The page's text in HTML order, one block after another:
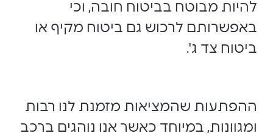
להיות מבוטח בביטוח חובה, וכי
באפשרותם לרכוש גם ביטוח מקיף או
ביטוח צד ג'.
ההפתעות שהמציאות מזמנת לנו רבות
ומגוונות, במיוחד כאשר אנו נוהגים ברכב